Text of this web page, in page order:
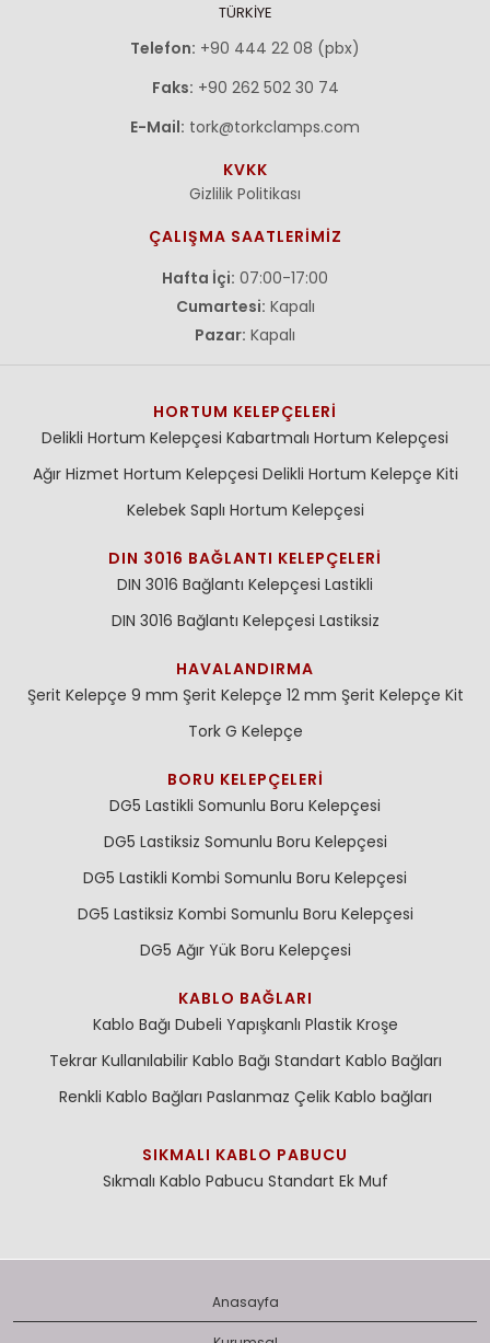
TÜRKİYE
Telefon: +90 444 22 08 (pbx)
Faks: +90 262 502 30 74
E-Mail: tork@torkclamps.com
KVKK
Gizlilik Politikası
ÇALIŞMA SAATLERİMİZ
Hafta İçi: 07:00-17:00
Cumartesi: Kapalı
Pazar: Kapalı
HORTUM KELEPÇELERI
Delikli Hortum Kelepçesi Kabartmalı Hortum Kelepçesi
Ağır Hizmet Hortum Kelepçesi Delikli Hortum Kelepçe Kiti
Kelebek Saplı Hortum Kelepçesi
DIN 3016 BAĞLANTI KELEPÇELERI
DIN 3016 Bağlantı Kelepçesi Lastikli
DIN 3016 Bağlantı Kelepçesi Lastiksiz
HAVALANDIRMA
Şerit Kelepçe 9 mm Şerit Kelepçe 12 mm Şerit Kelepçe Kit
Tork G Kelepçe
BORU KELEPÇELERI
DG5 Lastikli Somunlu Boru Kelepçesi
DG5 Lastiksiz Somunlu Boru Kelepçesi
DG5 Lastikli Kombi Somunlu Boru Kelepçesi
DG5 Lastiksiz Kombi Somunlu Boru Kelepçesi
DG5 Ağır Yük Boru Kelepçesi
KABLO BAĞLARI
Kablo Bağı Dubeli Yapışkanlı Plastik Kroşe
Tekrar Kullanılabilir Kablo Bağı Standart Kablo Bağları
Renkli Kablo Bağları Paslanmaz Çelik Kablo bağları
SIKMALI KABLO PABUCU
Sıkmalı Kablo Pabucu Standart Ek Muf
Anasayfa